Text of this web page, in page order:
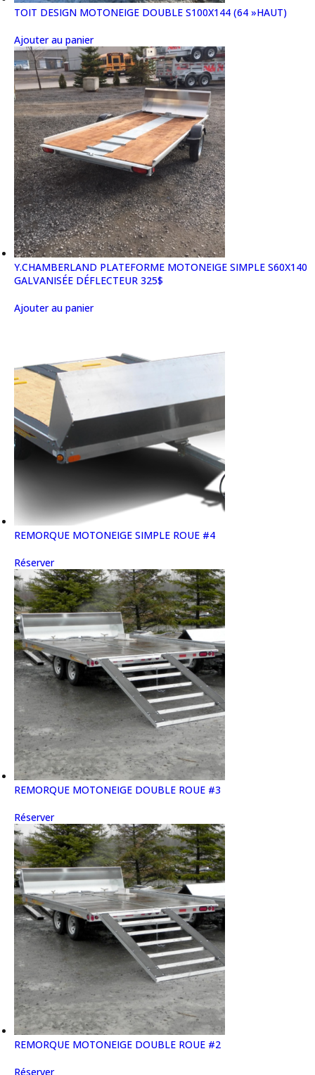
TOIT DESIGN MOTONEIGE DOUBLE S100X144 (64 »HAUT)
Ajouter au panier
Y.CHAMBERLAND PLATEFORME MOTONEIGE SIMPLE S60X140
GALVANISÉE DÉFLECTEUR 325$
Ajouter au panier
REMORQUE MOTONEIGE SIMPLE ROUE #4
Réserver
REMORQUE MOTONEIGE DOUBLE ROUE #3
Réserver
REMORQUE MOTONEIGE DOUBLE ROUE #2
Réserver